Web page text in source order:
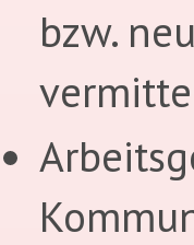
bzw.